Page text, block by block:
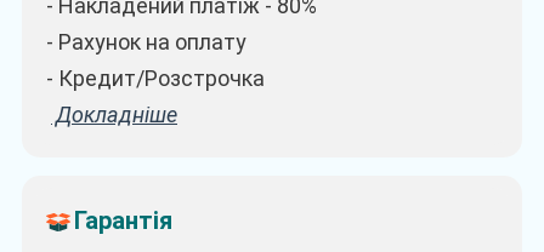
- Накладений платіж - 80%
- Рахунок на оплату
- Кредит/Розстрочка
Докладніше
Гарантія